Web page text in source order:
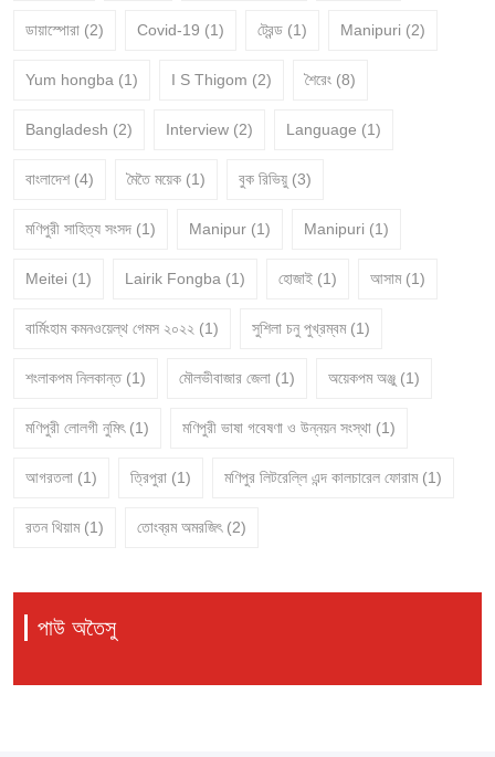
ডায়াস্পোরা (2) Covid-19 (1) ট্রেন্ড (1) Manipuri (2)
Yum hongba (1) I S Thigom (2) শৈরেং (8)
Bangladesh (2) Interview (2) Language (1)
বাংলাদেশ (4) মৈতৈ ময়েক (1) বুক রিভিয়ু (3)
মণিপুরী সাহিত্য সংসদ (1) Manipur (1) Manipuri (1)
Meitei (1) Lairik Fongba (1) হোজাই (1) আসাম (1)
বার্মিংহাম কমনওয়েল্থ গেমস ২০২২ (1) সুশিলা চনু পুখ্রম্বম (1)
শংলাকপম নিলকান্ত (1) মৌলভীবাজার জেলা (1) অয়েকপম অঞ্জু (1)
মণিপুরী লোলগী নুমিৎ (1) মণিপুরী ভাষা গবেষণা ও উন্নয়ন সংস্থা (1)
আগরতলা (1) ত্রিপুরা (1) মণিপুর লিটরেল্লি এন্দ কালচারেল ফোরাম (1)
রতন থিয়াম (1) তোংব্রম অমরজিৎ (2)
পাউ অতৈসু